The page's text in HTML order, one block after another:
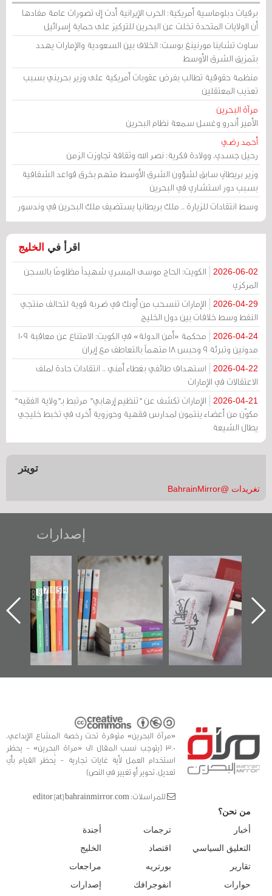
برقيات دبلوماسية أمريكية: الحرب الإيرانية أدت إلى تصورات عامة مفادها
أن الولايات المتحدة تخلت عن البحرين للتركيز على حماية إسرائيل
ساوث تشاينا مورنينغ بوست: الخلاف بين السعودية والإمارات يهدد
بتمزيق الشرق الأوسط
منظمة حقوقية تطالب بفرض عقوبات أمريكية على وزير بحريني بسبب
تعذيب المعتقلين
مرآة البحرين
الأمير أندرو وغسل سمعة نظام البحرين
أحمد رضي
رحيل جسدي، وولادة فكرية: نصر الله وثقافة تجاوزت الزمن
وزير بريطاني سابق لشؤون الشرق الأوسط متهم بخرق قواعد الشفافية
بسبب دور استشاري في البحرين
وسط انتقادات للزيارة .. ملك بريطانيا يستضيف ملك البحرين في وندسور
اقرأ في الخليج
2026-06-02
الكويت: الحاج موسى المسري شهيداً مظلومًا بالسجن
المركزي
2026-04-29
الإمارات تنسحب من أوبك في ضربة قوية لتحالف منتجي
النفط وسط خلافات بين دول الخليج
2026-04-24
محكمة «أمن الدولة» في الكويت: الامتناع عن معاقبة 109
مدونين وتبرئة 9 وحبس 18 متهماً بالتعاطف مع إيران
2026-04-22
استهداف طائفي بغطاء أمني .. انتقادات حادة لملف
الاعتقالات في الإمارات
2026-04-21
الإمارات تكشف عن "تنظيم إرهابي" مرتبط بـ"ولاية الفقيه"
مكوّن من أعضاء ينتمون لمدارس فقهية وحوزوية أخرى في تخبط خليجي
يطال الشيعة
تويتر
تغريدات @BahrainMirror
إصدارات
"حماة الباب الأخير":
الإصدار الأول عن
اعتصام الدراز
وأحداث ساحة
الفداء لمركز أوال
للدراسات والتوثيق
تصنيف موضوعي
للوثائق البريطانية
يقدمه «مركز أوال»
في سلسلة من 5
كتب
تصدر حصاد
الساحات 2019
«مرآة البحرين» متوفرة تحت رخصة المشاع الإبداعي،
3.0 (يتوجب نسب المقال الى «مراة البحرين» - يحظر
استخدام العمل لأية غايات تجارية - يُحظر القيام بأي
تعديل، تحوير أو تغيير في النص)
للمراسلات: editor [at] bahrainmirror.com
من نحن؟
أخبار
التعليق السياسي
تقارير
حوارات
ترجمات
اقتصاد
بورتريه
انفوجرافك
أجندة
الخليج
مراجعات
إصدارات